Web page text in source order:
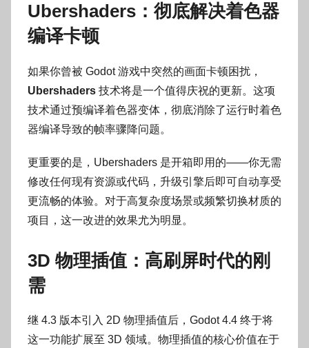
Ubershaders：彻底解决着色器
编译卡顿
如果你曾被 Godot 游戏中突然的画面卡顿困扰，
Ubershaders 技术将是一个值得庆祝的更新。这项
技术通过预编译着色器变体，彻底消除了运行时着色
器编译导致的帧率骤降问题。
更重要的是，Ubershaders 是开箱即用的——你无需
修改任何现有资源或代码，升级引擎后即可自动享受
更流畅的体验。对于高复杂度场景或频繁切换材质的
项目，这一改进的效果尤为明显。
3D 物理插值：高刷屏时代的刚
需
继 4.3 版本引入 2D 物理插值后，Godot 4.4 终于将
这一功能扩展至 3D 领域。物理插值的核心价值在于